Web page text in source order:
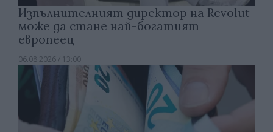
Изпълнителният директор на Revolut
може да стане най-богатият
европеец
06.08.2026 / 13:00